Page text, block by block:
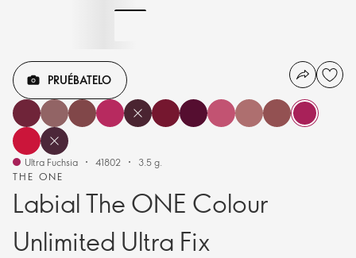
THE ONE
Labial The ONE Colour
Unlimited Ultra Fix
PRUÉBATELO
Ultra Fuchsia 41802 3.5 g.